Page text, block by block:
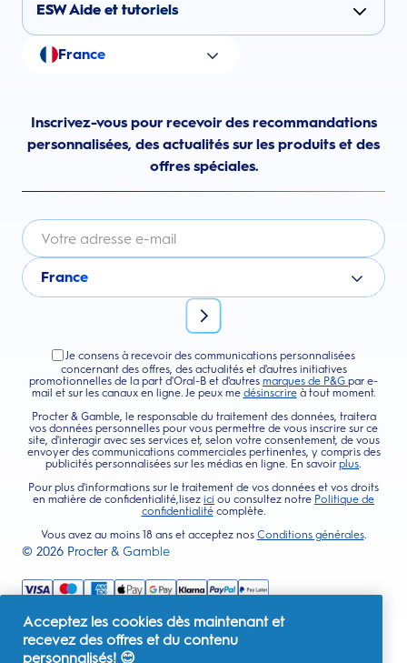
ESW Aide et tutoriels
France
Inscrivez-vous pour recevoir des recommandations
personnalisées, des actualités sur les produits et des
offres spéciales.
France
Je consens à recevoir des communications personnalisées
concernant des offres, des actualités et d'autres initiatives
promotionnelles de la part d'Oral-B et d'autres marques de P&G par e-
mail et sur les canaux en ligne. Je peux me désinscrireà tout moment.
Procter & Gamble, le responsable du traitement des données, traitera
vos données personnelles pour vous permettre de vous inscrire sur ce
site, d'interagir avec ses services et, selon votre consentement, de vous
envoyer des communications commerciales pertinentes, y compris des
publicités personnalisées sur les médias en ligne. En savoir plus.
Pour plus d'informations sur le traitement de vos données et vos droits
en matière de confidentialité,lisez ici ou consultez notre Politique de
confidentialitécomplète.
Vous avez au moins 18 ans et acceptez nos Conditions générales.
© 2026 Procter & Gamble
Acceptez les cookies dès maintenant et
recevez des offres et du contenu
personnalisés! 😊